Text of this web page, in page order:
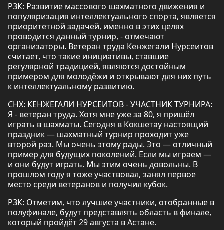
РЗК: Развитие массового шахматного движения и
популяризация интеллектуального спорта, является
приоритетной задачей, именно в этих целях
проводится данный турнир, - отмечают
организаторы. Ветеран труда Кенжегали Нурсеитов
считает, что такие инициативы, ставшие
регулярной традицией, являются достойным
примером для молодёжи и открывают для них путь
к интеллектуальному развитию.
СНХ: КЕНЖЕГАЛИ НУРСЕИТОВ - УЧАСТНИК ТУРНИРА:
Я - ветеран труда. Хотя мне уже за 80, я пришёл
играть в шахматы. Сегодня в Кокшетау настоящий
праздник — шахматный турнир проходит уже
второй раз. Мы очень этому рады. Это — отличный
пример для будущих поколений. Если мы играем —
и они будут играть. Мы этим очень довольны. В
прошлом году я тоже участвовал, занял первое
место среди ветеранов и получил кубок.
РЗК: Отметим, что лучшие участники, отобранные в
полуфинале, будут представлять область в финале,
который пройдёт 29 августа в Астане.